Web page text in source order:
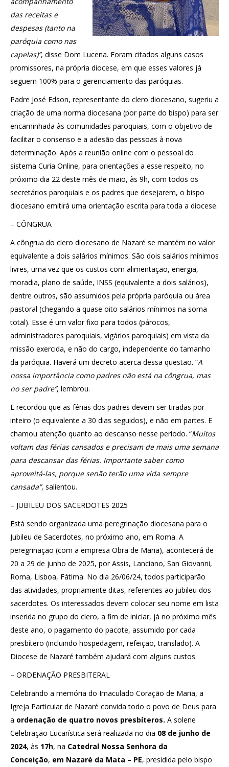
das receitas e
despesas (tanto na
paróquia como nas
capelas)”, disse Dom Lucena. Foram citados alguns casos
promissores, na própria diocese, em que esses valores já
seguem 100% para o gerenciamento das paróquias.
Padre José Edson, representante do clero diocesano, sugeriu a
criação de uma norma diocesana (por parte do bispo) para ser
encaminhada às comunidades paroquiais, com o objetivo de
facilitar o consenso e a adesão das pessoas à nova
determinação. Após a reunião online com o pessoal do
sistema Curia Online, para orientações a esse respeito, no
próximo dia 22 deste mês de maio, às 9h, com todos os
secretários paroquiais e os padres que desejarem, o bispo
diocesano emitirá uma orientação escrita para toda a diocese.
– CÔNGRUA
A côngrua do clero diocesano de Nazaré se mantém no valor
equivalente a dois salários mínimos. São dois salários mínimos
livres, uma vez que os custos com alimentação, energia,
moradia, plano de saúde, INSS (equivalente a dois salários),
dentre outros, são assumidos pela própria paróquia ou área
pastoral (chegando a quase oito salários mínimos na soma
total). Esse é um valor fixo para todos (párocos,
administradores paroquiais, vigários paroquiais) em vista da
missão exercida, e não do cargo, independente do tamanho
da paróquia. Haverá um decreto acerca dessa questão. “A
nossa importância como padres não está na côngrua, mas
no ser padre”, lembrou.
E recordou que as férias dos padres devem ser tiradas por
inteiro (o equivalente a 30 dias seguidos), e não em partes. E
chamou atenção quanto ao descanso nesse período. “Muitos
voltam das férias cansados e precisam de mais uma semana
para descansar das férias. Importante saber como
aproveitá-las, porque senão terão uma vida sempre
cansada”, salientou.
– JUBILEU DOS SACERDOTES 2025
Está sendo organizada uma peregrinação diocesana para o
Jubileu de Sacerdotes, no próximo ano, em Roma. A
peregrinação (com a empresa Obra de Maria), acontecerá de
20 a 29 de junho de 2025, por Assis, Lanciano, San Giovanni,
Roma, Lisboa, Fátima. No dia 26/06/24, todos participarão
das atividades, propriamente ditas, referentes ao jubileu dos
sacerdotes. Os interessados devem colocar seu nome em lista
inserida no grupo do clero, a fim de iniciar, já no próximo mês
deste ano, o pagamento do pacote, assumido por cada
presbítero (incluindo hospedagem, refeição, translado). A
Diocese de Nazaré também ajudará com alguns custos.
– ORDENAÇÃO PRESBITERAL
Celebrando a memória do Imaculado Coração de Maria, a
Igreja Particular de Nazaré convida todo o povo de Deus para
a ordenação de quatro novos presbíteros. A solene
Celebração Eucarística será realizada no dia 08 de junho de
2024, às 17h, na Catedral Nossa Senhora da
Conceição, em Nazaré da Mata – PE, presidida pelo bispo